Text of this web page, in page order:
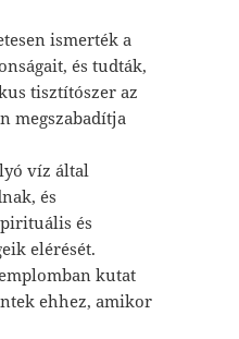
ismerték a
és tudták,
tisztítószer az
megszabadítja
víz által
és
és
elérését.
kutat
ehhez, amikor